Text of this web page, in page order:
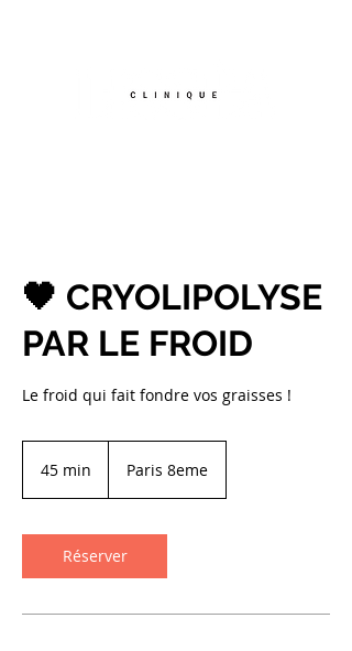
🖤 CRYOLIPOLYSE
PAR LE FROID
Le froid qui fait fondre vos graisses !
45 min
i
n
Paris 8eme
Réserver